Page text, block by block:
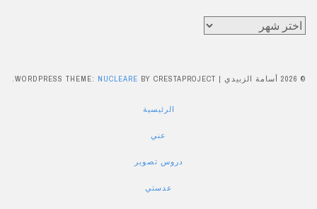
الأرشيف
© 2026 أسامة الزبيدي |
WORDPRESS THEME: NUCLEARE BY CRESTAPROJECT.
الرئيسية
عني
دروس تصوير
عدستي